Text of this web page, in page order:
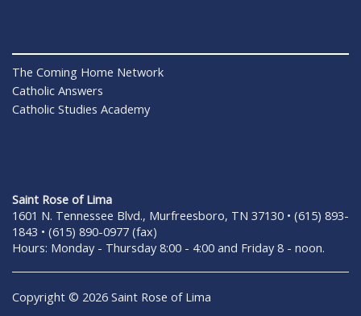
The Coming Home Network
Catholic Answers
Catholic Studies Academy
Saint Rose of Lima
1601 N. Tennessee Blvd., Murfreesboro, TN 37130 • (615) 893-
1843 • (615) 890-0977 (fax)
Hours: Monday - Thursday 8:00 - 4:00 and Friday 8 - noon.
Copyright © 2026 Saint Rose of Lima